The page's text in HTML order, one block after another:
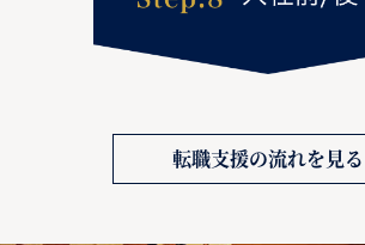
転職支援の流れを見る